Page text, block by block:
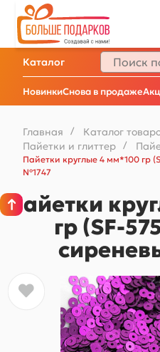
НовинкиСнова в продаже
Каталог
Главная / Каталог
Пайетки и глиттер /
Пайетки круглые 4 мм*100 гр
№1747
Пайетки
гр (SF-